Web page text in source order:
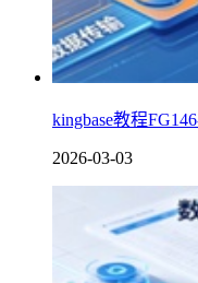
kingbase教程
2026-03-03